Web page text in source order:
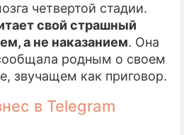
четвертой стадии.
свой страшный
а не наказанием. Она
родным о своем
звучащем как приговор.
в Telegram